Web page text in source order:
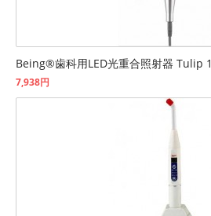
Being®歯科用LED光重合照射器 Tulip
7,938円